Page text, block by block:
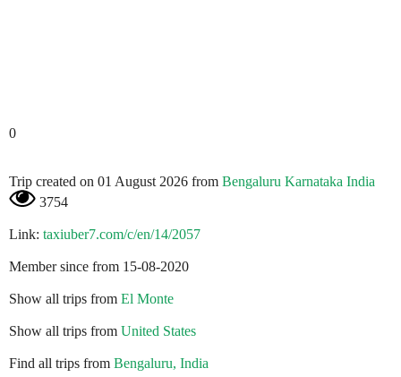
0
Trip created on 01 August 2026 from Bengaluru Karnataka India
3754
Link: taxiuber7.com/c/en/14/2057
Member since from 15-08-2020
Show all trips from El Monte
Show all trips from United States
Find all trips from Bengaluru, India